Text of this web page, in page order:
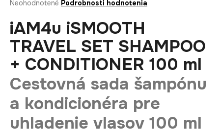
Priemerné
produktu
je
0,0
hviezdičiek.
Neohodnotené Podrobnosti hodnotenia
iAM4u iSMOOTH
TRAVEL SET SHAMPOO
+ CONDITIONER 100 ml
Cestovná sada šampónu
a kondicionéra pre
uhladenie vlasov 100 ml
j
s
ť
?